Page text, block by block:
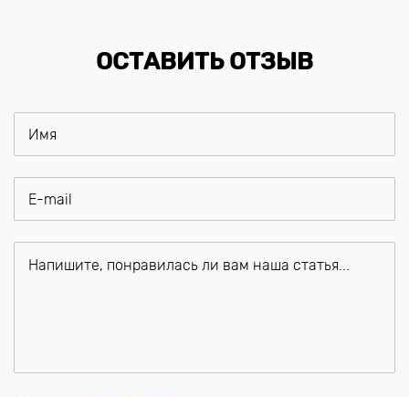
ОСТАВИТЬ ОТЗЫВ